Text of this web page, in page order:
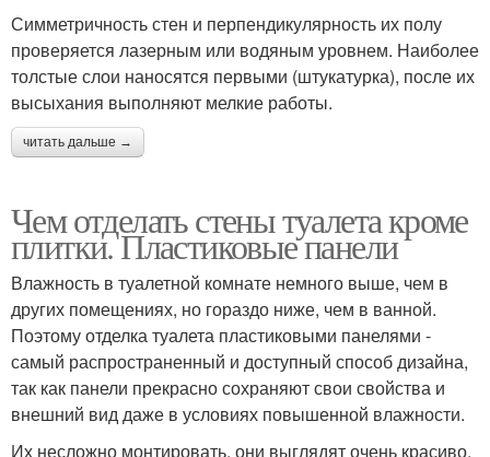
Симметричность стен и перпендикулярность их полу
проверяется лазерным или водяным уровнем. Наиболее
толстые слои наносятся первыми (штукатурка), после их
высыхания выполняют мелкие работы.
читать дальше →
Чем отделать стены туалета кроме
плитки. Пластиковые панели
Влажность в туалетной комнате немного выше, чем в
других помещениях, но гораздо ниже, чем в ванной.
Поэтому отделка туалета пластиковыми панелями -
самый распространенный и доступный способ дизайна,
так как панели прекрасно сохраняют свои свойства и
внешний вид даже в условиях повышенной влажности.
Их несложно монтировать, они выглядят очень красиво,